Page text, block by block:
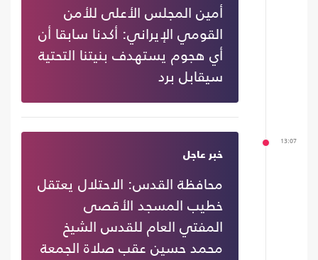
أمين المجلس الأعلى للأمن
القومي الإيراني: أكدنا سابقا أن
أي هجوم يستهدف بنيتنا التحتية
سيقابل برد
13:07
خبر عاجل
محافظة القدس: الاحتلال يعتقل
خطيب المسجد الأقصى
المفتي العام للقدس الشيخ
محمد حسين عقب صلاة الجمعة